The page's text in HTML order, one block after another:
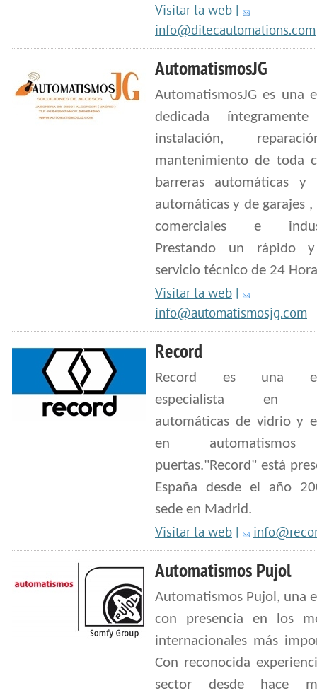
Visitar la web |
info@ditecautomations.com
AutomatismosJG
AutomatismosJG es una
dedicada
instalación,
mantenimiento de toda
barreras automáticas y
automáticas y de garajes ,
comerciales e
Prestando un rápido
servicio técnico de 24
Visitar la web |
info@automatismosjg.com
Record
Record es una
especialista en
automáticas de vidrio y
en
puertas."Record" está
España desde el año
sede en Madrid.
Visitar la web |
Automatismos Pujol
Automatismos Pujol, una
con presencia en los
internacionales más
Con reconocida
sector desde hace